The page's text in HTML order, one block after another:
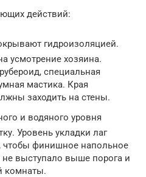
действий:
гидроизоляцией.
усмотрение хозяина.
специальная
мастика. Края
заходить на стены.
и водяного уровня
Уровень укладки лаг
чтобы финишное напольное
выступало выше порога и
комнаты.